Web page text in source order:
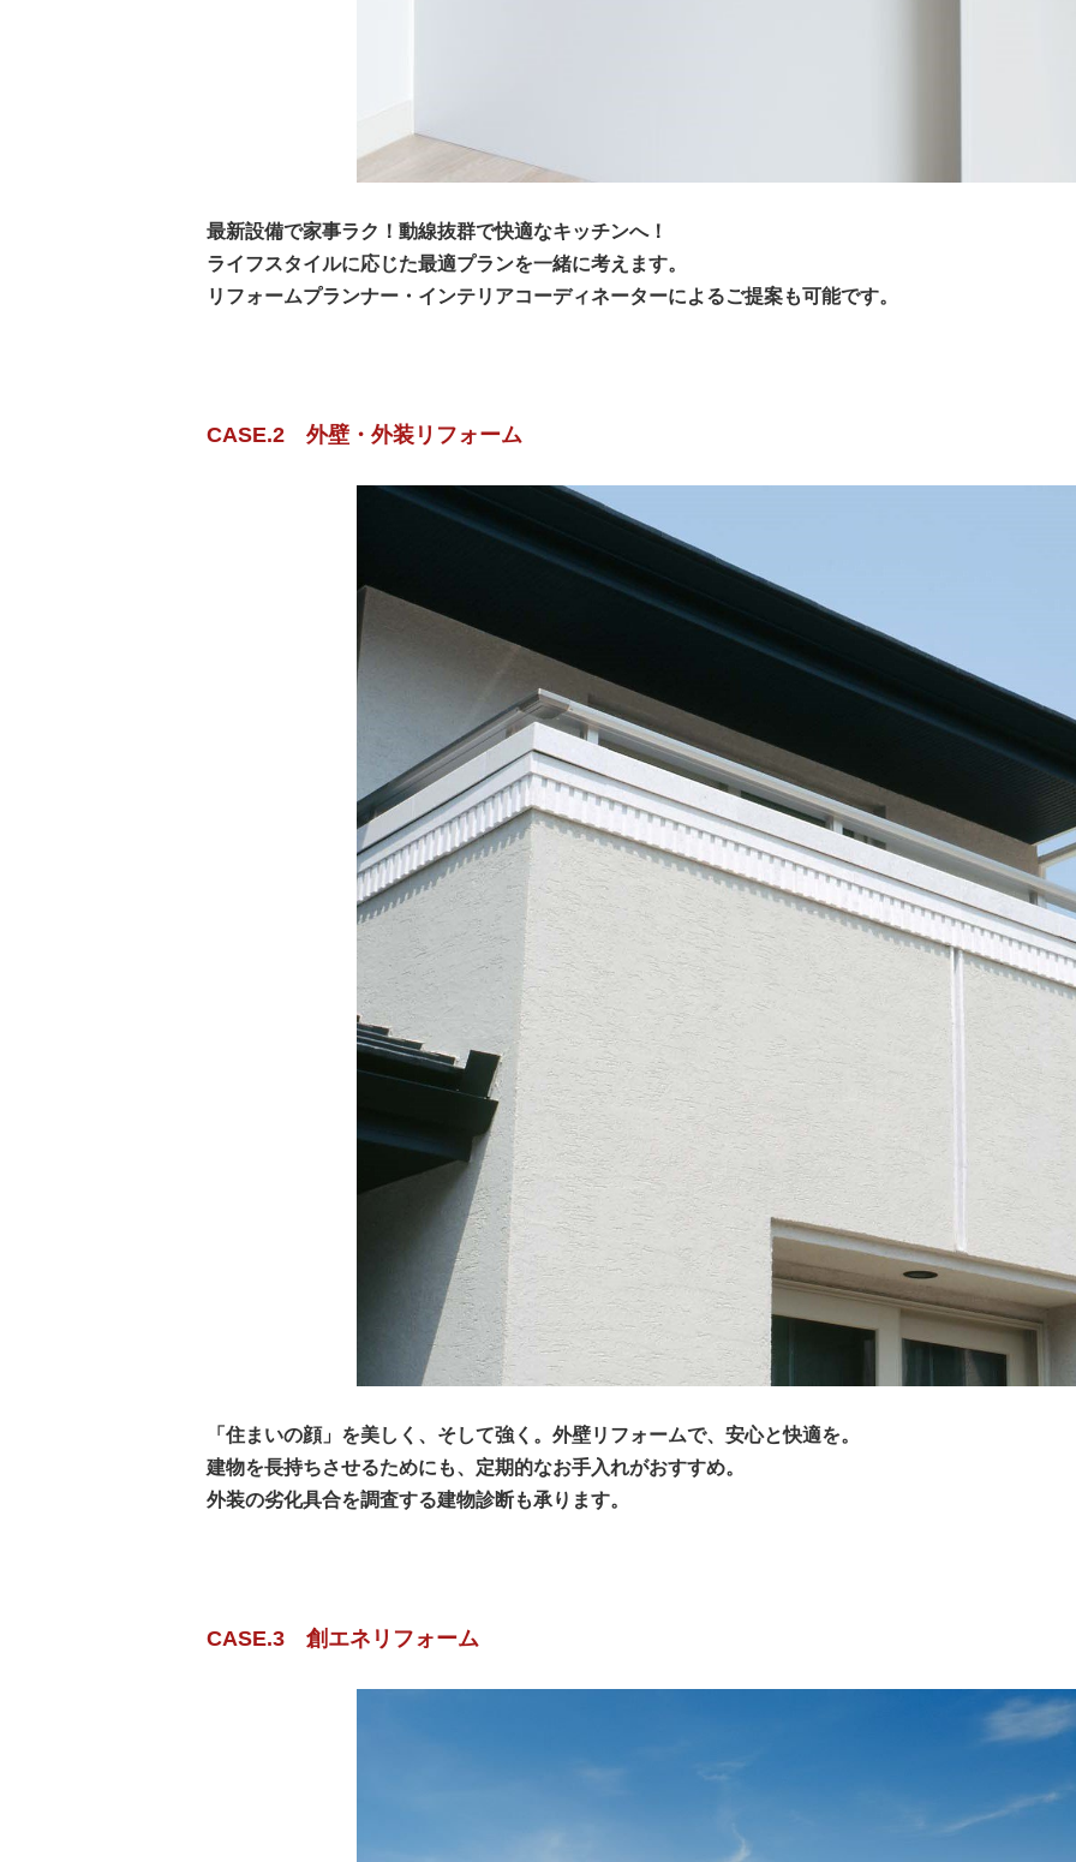
最新設備で家事ラク！動線抜群で快適なキッチンへ！
ライフスタイルに応じた最適プランを一緒に考えます。
リフォームプランナー・インテリアコーディネーターによるご提案も可能です。
CASE.2 外壁・外装リフォーム
「住まいの顔」を美しく、そして強く。外壁リフォームで、安心と快適を。
建物を長持ちさせるためにも、定期的なお手入れがおすすめ。
外装の劣化具合を調査する建物診断も承ります。
CASE.3 創エネリフォーム